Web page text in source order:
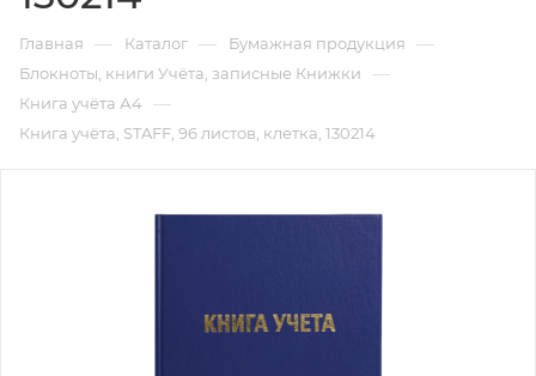
Главная — Каталог — Бумажная продукция —
Блокноты, книги Учёта, записные Книжки —
Книга учёта А4 —
Книга учёта, STAFF, 96 листов, клетка, 130214